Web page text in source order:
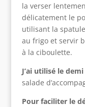
la verser
délicatement le
utilisant la
au frigo et servir
à la ciboulette.
J’ai utilisé le
salade
Pour faciliter le